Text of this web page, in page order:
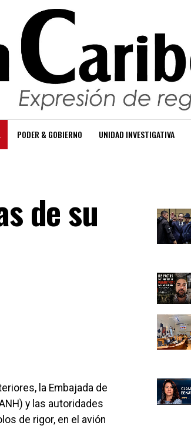
PODER & GOBIERNO UNIDAD INVESTIGATIVA
de su
la Embajada de
y las autoridades
de rigor, en el avión